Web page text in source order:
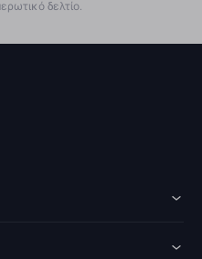
δελτίο.